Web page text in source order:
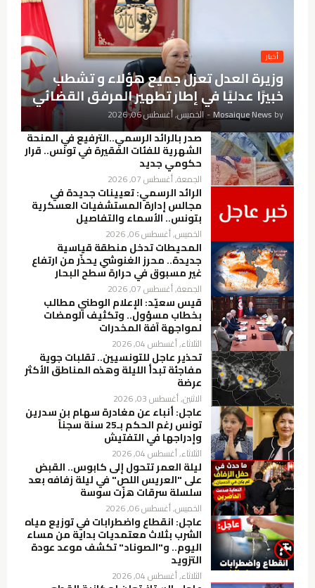
أخبار
وزيرة العدل تعزل جميع هؤلاء و تشطب
خبيرًا عدليًا في إطار تطهير المرفق القضائي
by
Mosaique News
- الخميس, أغسطس 06, 2026
صدر بالرائد الرسمي..الترفيع في المنحة
الشهرية للفئات الفقيرة في تونس.. قرار
حكومي جديد
الجمعة, أغسطس 07, 2026
الرائد الرسمي: تعيينات جديدة في
مجالس إدارة المستشفيات العسكرية
بتونس.. الأسماء والتفاصيل
الخميس, أغسطس 06, 2026
المحيطات تدخل منطقة قياسية
جديدة.. محرز الغنوشي يحذّر من ارتفاع
غير مسبوق في حرارة سطح البحار
الجمعة, أغسطس 07, 2026
قيس سعيّد: الإعلام الوطني مطالب
بخطاب مسؤول.. وتكثيف الومضات
لمواجهة آفة المخدرات
الثلاثاء, أغسطس 04, 2026
تحذير عاجل للتونسيين.. تقلبات جوية
مفاجئة تبدأ الليلة وهذه المناطق الأكثر
عرضة
الاثنين, أغسطس 03, 2026
عاجل: أنباء عن مغادرة سهام بن سدرين
تونس رغم الحكم بـ25 سنة سجناً
وإدراجها في التفتيش
الثلاثاء, أغسطس 04, 2026
ليلة العمر تتحول إلى كابوس.. القبض
على "العريس اللص" في ليلة زفافه بعد
سلسلة سرقات هزّت سوسة
الخميس, أغسطس 06, 2026
عاجل: انقطاع واضطرابات في توزيع مياه
الشرب بثلاث معتمديات بداية من مساء
اليوم.. و"الصوناد" تكشف موعد عودة
التزويد
الثلاثاء, أغسطس 04, 2026